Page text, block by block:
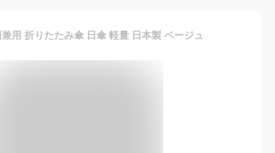
用 折りたたみ傘 日傘 軽量 日本製 ベージュ